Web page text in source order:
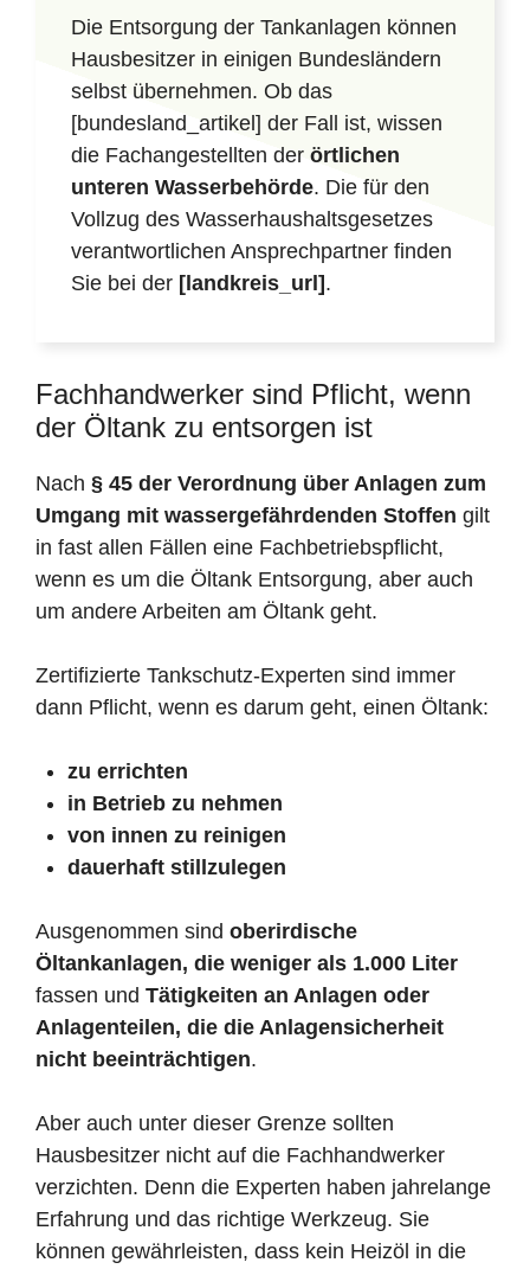
Die Entsorgung der Tankanlagen können
Hausbesitzer in einigen Bundesländern
selbst übernehmen. Ob das
[bundesland_artikel] der Fall ist, wissen
die Fachangestellten der örtlichen
unteren Wasserbehörde. Die für den
Vollzug des Wasserhaushaltsgesetzes
verantwortlichen Ansprechpartner finden
Sie bei der [landkreis_url] .
Fachhandwerker sind Pflicht, wenn
der Öltank zu entsorgen ist
Nach § 45 der Verordnung über Anlagen zum
Umgang mit wassergefährdenden Stoffen gilt
in fast allen Fällen eine Fachbetriebspflicht,
wenn es um die Öltank Entsorgung, aber auch
um andere Arbeiten am Öltank geht.
Zertifizierte Tankschutz-Experten sind immer
dann Pflicht, wenn es darum geht, einen Öltank:
zu errichten
in Betrieb zu nehmen
von innen zu reinigen
dauerhaft stillzulegen
Ausgenommen sind oberirdische
Öltankanlagen, die weniger als 1.000 Liter
fassen und Tätigkeiten an Anlagen oder
Anlagenteilen, die die Anlagensicherheit
nicht beeinträchtigen.
Aber auch unter dieser Grenze sollten
Hausbesitzer nicht auf die Fachhandwerker
verzichten. Denn die Experten haben jahrelange
Erfahrung und das richtige Werkzeug. Sie
können gewährleisten, dass kein Heizöl in die